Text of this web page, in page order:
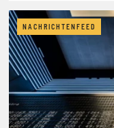
NACHRICHTENFEED